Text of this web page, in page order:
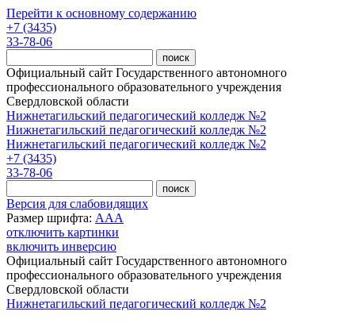
Перейти к основному содержанию
+7 (3435)
33-78-06
Официальный сайт Государственного автономного
профессионального образовательного учреждения
Свердловской области
Нижнетагильский педагогический колледж №2
Нижнетагильский педагогический колледж №2
Нижнетагильский педагогический колледж №2
+7 (3435)
33-78-06
Версия для слабовидящих
Размер шрифта: AAA
отключить картинки
включить инверсию
Официальный сайт Государственного автономного
профессионального образовательного учреждения
Свердловской области
Нижнетагильский педагогический колледж №2